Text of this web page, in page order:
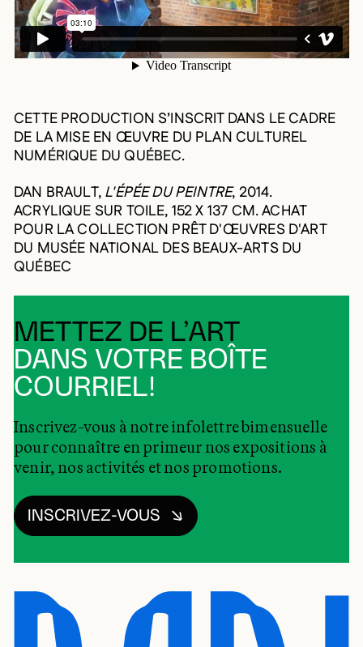
CETTE PRODUCTION S’INSCRIT DANS LE CADRE
DE LA MISE EN ŒUVRE DU PLAN CULTUREL
NUMÉRIQUE DU QUÉBEC.
DAN BRAULT,L'ÉPÉE DU PEINTRE, 2014.
ACRYLIQUE SUR TOILE, 152 X 137 CM. ACHAT
POUR LA COLLECTION PRÊT D'ŒUVRES D'ART
DU MUSÉE NATIONAL DES BEAUX-ARTS DU
QUÉBEC
METTEZ DE L’ART
DANS VOTRE BOÎTE
COURRIEL!
Inscrivez-vous à notre infolettre bimensuelle
pour connaître en primeur nos expositions à
venir, nos activités et nos promotions.
INSCRIVEZ-VOUS